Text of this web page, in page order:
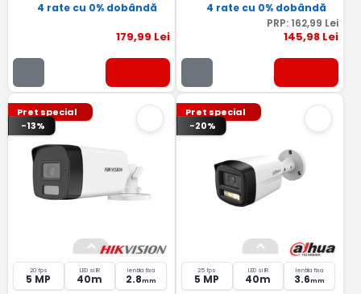
4 rate cu 0% dobândă
179,99 Lei
4 rate cu 0% dobândă
PRP: 162,99 Lei
145,98 Lei
Pret special
-13%
20 fps
5 MP
LED si IR
40m
lentila fixa
2.8mm
Pret special
-20%
25 fps
5 MP
LED si IR
40m
lentila fixa
3.6mm